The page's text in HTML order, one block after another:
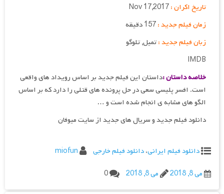
تاریخ اکران :
زمان فیلم جدید :
زبان فیلم جدید :تمیل, تلوگو
IMDB
خلاصه داستان :داستان این فیلم جدید بر اساس رویداد های واقعی
است. افسر پلیسی سعی در حل پرونده های قتلی را دارد که بر اساس
الگو های مشابه ی انجام شده است و …
دانلود فیلم جدید و سریال های جدید از سایت میوفان
دانلود فیلم ایرانی،دانلود فیلم خارجی
miofun
می 8, 2018
می 8, 2018 0